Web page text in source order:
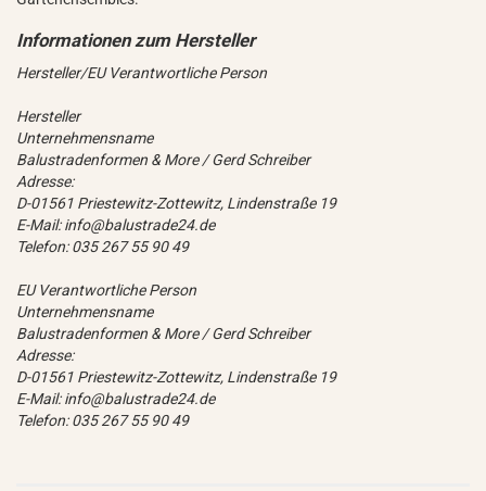
Hersteller/EU Verantwortliche Person
Hersteller
Unternehmensname
Balustradenformen & More / Gerd Schreiber
Adresse:
D-01561 Priestewitz-Zottewitz, Lindenstraße 19
E-Mail: info@balustrade24.de
Telefon: 035 267 55 90 49
EU Verantwortliche Person
Unternehmensname
Balustradenformen & More / Gerd Schreiber
Adresse:
D-01561 Priestewitz-Zottewitz, Lindenstraße 19
E-Mail: info@balustrade24.de
Telefon: 035 267 55 90 49